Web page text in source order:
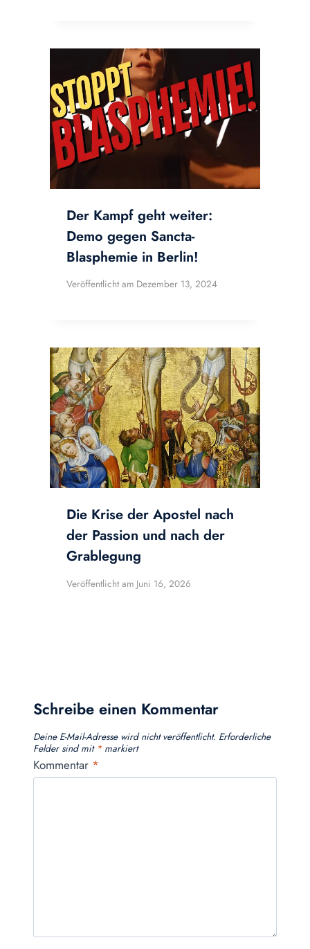
Der Kampf geht weiter:
Demo gegen Sancta-
Blasphemie in Berlin!
Veröffentlicht am Dezember 13, 2024
Die Krise der Apostel nach
der Passion und nach der
Grablegung
Veröffentlicht am Juni 16, 2026
Schreibe einen Kommentar
Deine E-Mail-Adresse wird nicht veröffentlicht. Erforderliche
Felder sind mit *markiert
Kommentar *